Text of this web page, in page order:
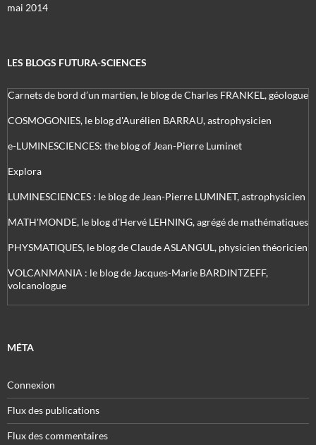
mai 2014
LES BLOGS FUTURA-SCIENCES
Carnets de bord d’un martien, le blog de Charles FRANKEL, géologue
COSMOGONIES, le blog d'Aurélien BARRAU, astrophysicien
e-LUMINESCIENCES: the blog of Jean-Pierre Luminet
Explora
LUMINESCIENCES : le blog de Jean-Pierre LUMINET, astrophysicien
MATH'MONDE, le blog d'Hervé LEHNING, agrégé de mathématiques
PHYSMATIQUES, le blog de Claude ASLANGUL, physicien théoricien
VOLCANMANIA : le blog de Jacques-Marie BARDINTZEFF,
volcanologue
MÉTA
Connexion
Flux des publications
Flux des commentaires